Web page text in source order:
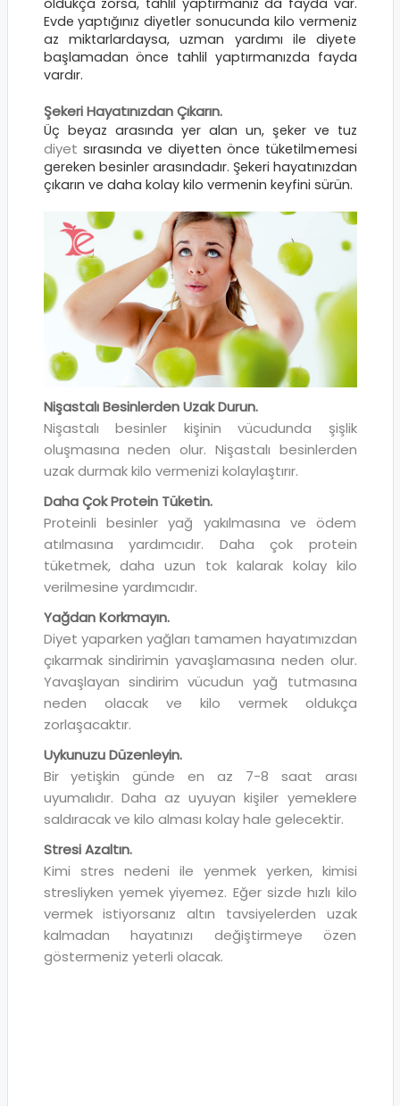
oldukça zorsa, tahlil yaptırmanız da fayda var.
Evde yaptığınız diyetler sonucunda kilo vermeniz
az miktarlardaysa, uzman yardımı ile diyete
başlamadan önce tahlil yaptırmanızda fayda
vardır.
Şekeri Hayatınızdan Çıkarın.
Üç beyaz arasında yer alan un, şeker ve tuz
diyet sırasında ve diyetten önce tüketilmemesi
gereken besinler arasındadır. Şekeri hayatınızdan
çıkarın ve daha kolay kilo vermenin keyfini sürün.
Nişastalı Besinlerden Uzak Durun.
Nişastalı besinler kişinin vücudunda şişlik
oluşmasına neden olur. Nişastalı besinlerden
uzak durmak kilo vermenizi kolaylaştırır.
Daha Çok Protein Tüketin.
Proteinli besinler yağ yakılmasına ve ödem
atılmasına yardımcıdır. Daha çok protein
tüketmek, daha uzun tok kalarak kolay kilo
verilmesine yardımcıdır.
Yağdan Korkmayın.
Diyet yaparken yağları tamamen hayatımızdan
çıkarmak sindirimin yavaşlamasına neden olur.
Yavaşlayan sindirim vücudun yağ tutmasına
neden olacak ve kilo vermek oldukça
zorlaşacaktır.
Uykunuzu Düzenleyin.
Bir yetişkin günde en az 7-8 saat arası
uyumalıdır. Daha az uyuyan kişiler yemeklere
saldıracak ve kilo alması kolay hale gelecektir.
Stresi Azaltın.
Kimi stres nedeni ile yenmek yerken, kimisi
stresliyken yemek yiyemez. Eğer sizde hızlı kilo
vermek istiyorsanız altın tavsiyelerden uzak
kalmadan hayatınızı değiştirmeye özen
göstermeniz yeterli olacak.